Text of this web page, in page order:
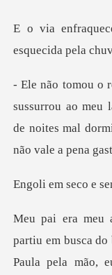
de noites mal
Paula pela mão,